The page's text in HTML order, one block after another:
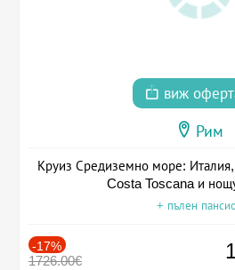
виж
Рим
Круиз Средиземно море:
Costa Toscana и
+ пълен
-17%
1726.00€